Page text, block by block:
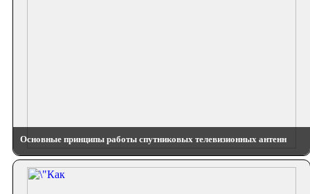
Основные принципы работы спутниковых телевизионных антенн